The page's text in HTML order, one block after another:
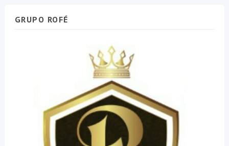
GRUPO ROFÉ